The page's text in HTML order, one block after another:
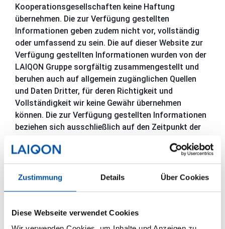
Zustimmung Details Über Cookies
Diese Webseite verwendet Cookies
Kooperationsgesellschaften keine Haftung
übernehmen. Die zur Verfügung gestellten
Informationen geben zudem nicht vor, vollständig
oder umfassend zu sein. Die auf dieser Website zur
Verfügung gestellten Informationen wurden von der
LAIQON Gruppe sorgfältig zusammengestellt und
beruhen auch auf allgemein zugänglichen Quellen
und Daten Dritter, für deren Richtigkeit und
Vollständigkeit wir keine Gewähr übernehmen
können. Die zur Verfügung gestellten Informationen
beziehen sich ausschließlich auf den Zeitpunkt der
Ankündigung jederzeit ändern.
HINWEISE FÜR ANLEGER AUS BELGIEN UND ITALIEN
Für Anleger aus Belgien und Italien gelten besondere